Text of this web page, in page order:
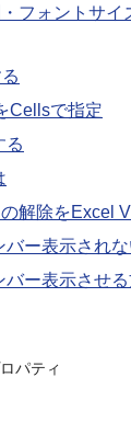
フォントサイ
Cellsで指定
る
解除をExcel
ー表示され
ー表示させ
パティ